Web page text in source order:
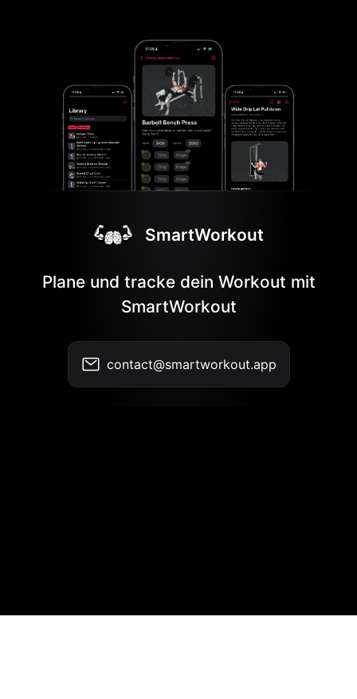
SmartWorkout
Plane und tracke dein Workout mit
SmartWorkout
contact@smartworkout.app